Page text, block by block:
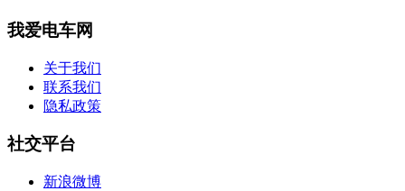
我爱电车网
关于我们
联系我们
隐私政策
社交平台
新浪微博